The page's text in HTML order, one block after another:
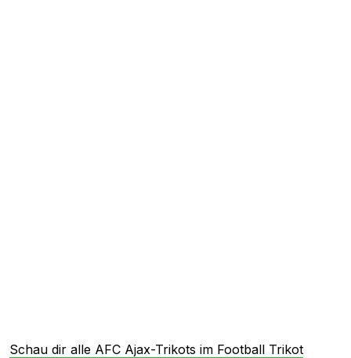
Schau dir alle AFC Ajax-Trikots im Football Trikot